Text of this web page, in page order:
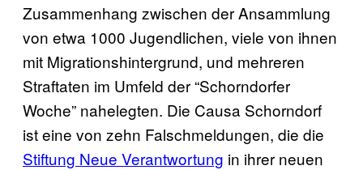
Zusammenhang zwischen der Ansammlung
von etwa 1000 Jugendlichen, viele von ihnen
mit Migrationshintergrund, und mehreren
Straftaten im Umfeld der “Schorndorfer
Woche” nahelegten. Die Causa Schorndorf
ist eine von zehn Falschmeldungen, die die
Stiftung Neue Verantwortung in ihrer neuen